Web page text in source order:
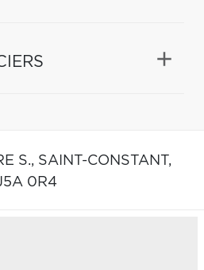
S., SAINT-CONSTANT,
0R4